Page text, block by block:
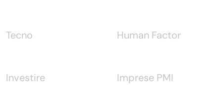
Tecno
Investire
Human Factor
Imprese PMI